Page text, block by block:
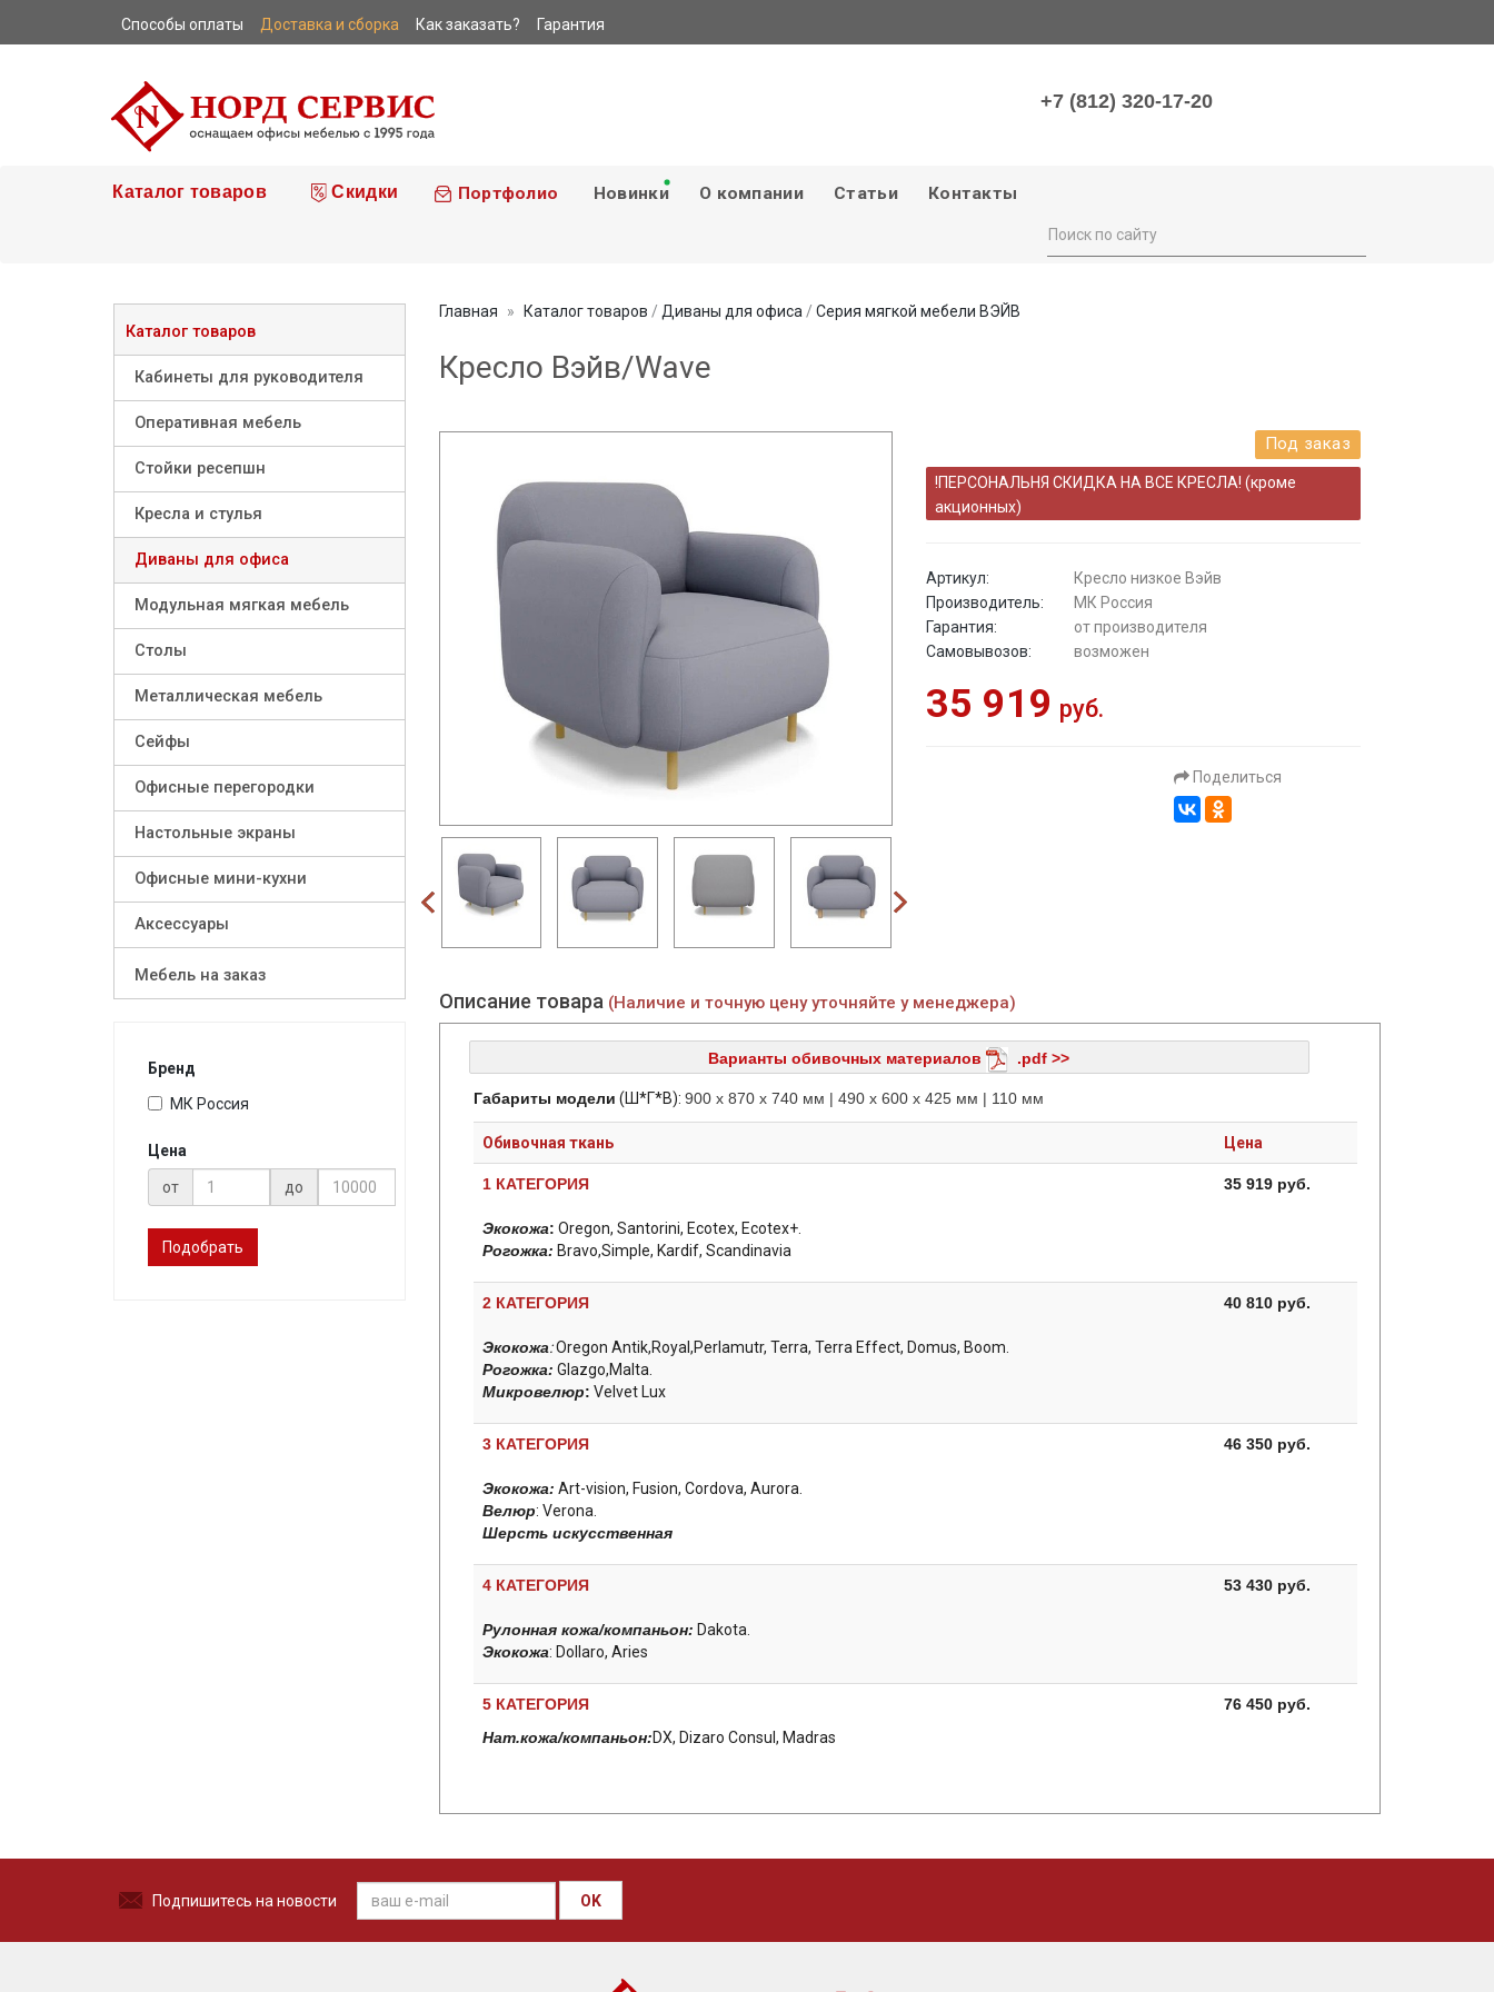
Способы оплаты Доставка и сборка Как заказать? Гарантия
+7 (812) 320-17-20
Каталог товаров Скидки Портфолио Новинки О компании Статьи Контакты
Каталог товаров
Кабинеты для руководителя
Оперативная мебель
Стойки ресепшн
Кресла и стулья
Диваны для офиса
Модульная мягкая мебель
Столы
Металлическая мебель
Сейфы
Офисные перегородки
Настольные экраны
Офисные мини-кухни
Аксессуары
Мебель на заказ
Бренд
МК Россия
Цена
от до
Подобрать
Главная Каталог товаров / Диваны для офиса / Серия мягкой мебели ВЭЙВ
Кресло Вэйв/Wave
Под заказ
!ПЕРСОНАЛЬНЯ СКИДКА НА ВСЕ КРЕСЛА! (кроме
акционных)
Артикул:
Кресло низкое Вэйв
Производитель:
МК Россия
Гарантия:
от производителя
Самовывозов:
возможен
35 919 руб.
Поделиться
Описание товара (Наличие и точную цену уточняйте у менеджера)
Варианты обивочных материалов .pdf >>
Габариты модели (Ш*Г*В): 900 х 870 х 740 мм | 490 х 600 х 425 мм | 110 мм
Обивочная ткань Цена
1 КАТЕГОРИЯ
Экокожа: Oregon, Santorini, Ecotex, Ecotex+.
Рогожка: Bravo,Simple, Kardif, Scandinavia
35 919 руб.
2 КАТЕГОРИЯ
Экокожа:Oregon Antik,Royal,Perlamutr, Terra, Terra Effect, Domus, Boom.
Рогожка: Glazgo,Malta.
Микровелюр: Velvet Lux
40 810 руб.
3 КАТЕГОРИЯ
Экокожа: Art-vision, Fusion, Cordova, Aurora.
Велюр: Verona.
Шерсть искусственная
46 350 руб.
4 КАТЕГОРИЯ
Рулонная кожа/компаньон: Dakota.
Экокожа: Dollaro, Aries
53 430 руб.
5 КАТЕГОРИЯ
Нат.кожа/компаньон:DX, Dizaro Consul, Madras
76 450 руб.
Подпишитесь на новости OK